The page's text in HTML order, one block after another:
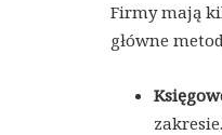
Firmy mają
główne